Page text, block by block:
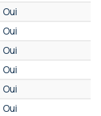
Oui
Oui
Oui
Oui
Oui
Oui